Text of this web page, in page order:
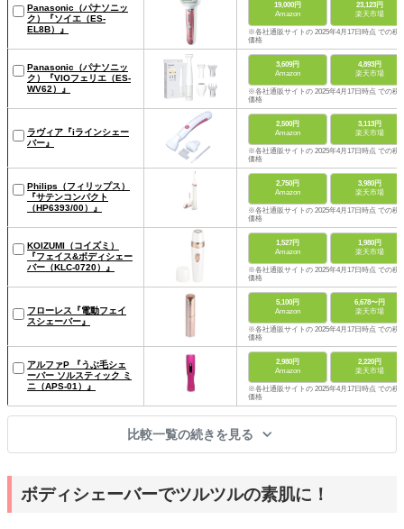
Panasonic（パナソニッ
ク）『ソイエ（ES-
EL8B）』
19,000円
Amazon
23,123円
楽天市場
※各社通販サイトの 2025年4月17日時点 での税
価格
Panasonic（パナソニッ
ク）『VIOフェリエ（ES-
WV62）』
3,609円
Amazon
4,893円
楽天市場
※各社通販サイトの 2025年4月17日時点 での税
価格
ラヴィア『iラインシェー
バー』
2,500円
Amazon
3,113円
楽天市場
※各社通販サイトの 2025年4月17日時点 での税
価格
Philips（フィリップス）
『サテンコンパクト
（HP6393/00）』
2,750円
Amazon
3,980円
楽天市場
※各社通販サイトの 2025年4月17日時点 での税
価格
KOIZUMI（コイズミ）
『フェイス&ボディシェー
バー（KLC-0720）』
1,527円
Amazon
1,980円
楽天市場
※各社通販サイトの 2025年4月17日時点 での税
価格
フローレス『電動フェイ
スシェーバー』
5,100円
Amazon
6,678〜円
楽天市場
※各社通販サイトの 2025年4月17日時点 での税
価格
アルファP 『うぶ毛シェ
ーバー ソルスティック ミ
ニ（APS-01）』
2,980円
Amazon
2,220円
楽天市場
※各社通販サイトの 2025年4月17日時点 での税
価格
比較一覧の続きを見る
ボディシェーバーでツルツルの素肌に！